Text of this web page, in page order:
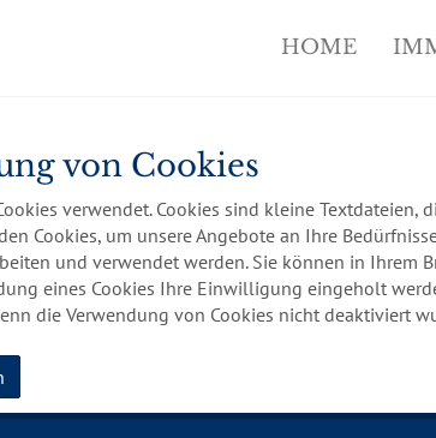
HOME
von Cookies
verwendet. Cookies sind kleine
Cookies, um unsere Angebote an Ihre
und verwendet werden. Sie können in
eines Cookies Ihre Einwilligung eingeholt
die Verwendung von Cookies nicht deaktiviert